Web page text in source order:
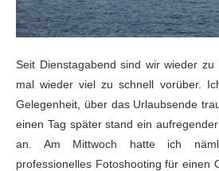
Seit Dienstagabend sind wir wieder
mal wieder viel zu schnell vorüber.
Gelegenheit, über das Urlaubsende
einen Tag später stand ein
an. Am Mittwoch hatte ich
professionelles Fotoshooting für einen